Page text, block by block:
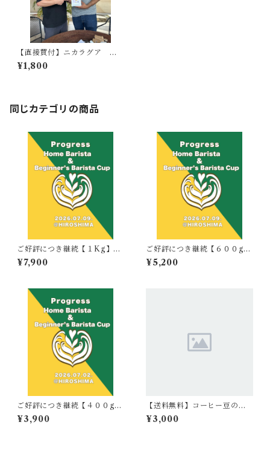
【直接買付】ニカラグア ロ
ス ボルカンシートス農園/ カ
ツアイ/ウォッシュド/中煎
¥1,800
同じカテゴリの商品
ご好評につき継続【１Kg】公
式豆 Progress Home Ba
rista Cup & Beginners Bari
¥7,900
ご好評につき継続【６００g】
公式豆 Progress Home Ba
rista Cup & Beginners Bari
¥5,200
ご好評につき継続【４００g】
公式豆 Progress Home B
arista Cup & Beginners Bar
¥3,900
【送料無料】コーヒー豆の定
期便
¥3,000